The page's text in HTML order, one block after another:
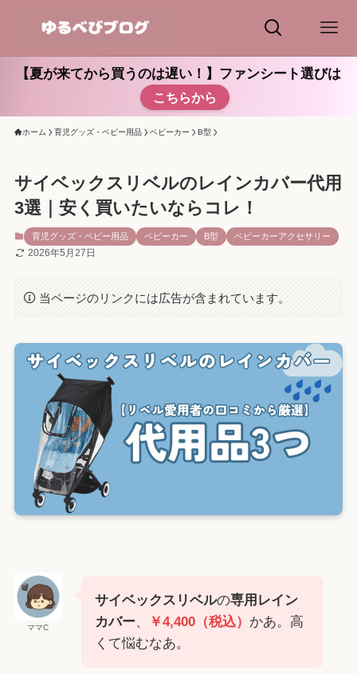
【夏が来てから買うのは遅い！】ファンシート選びは
こちらから
ホーム 育児グッズ・ベビー用品 ベビーカー B型
サイベックスリベルのレインカバー代用
3選｜安く買いたいならコレ！
育児グッズ・ベビー用品 ベビーカー B型 ベビーカーアクセサリー
2026年5月27日
当ページのリンクには広告が含まれています。
ママC
サイベックスリベルの専用レイン
カバー、 ￥4,400（税込） かあ。高
くて悩むなあ。